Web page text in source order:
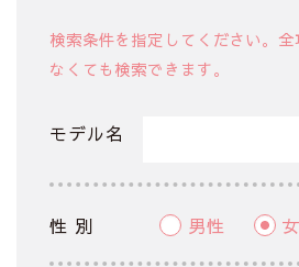
検索条件を指定してください。
なくても検索できます。
モデル名
性 別 男性